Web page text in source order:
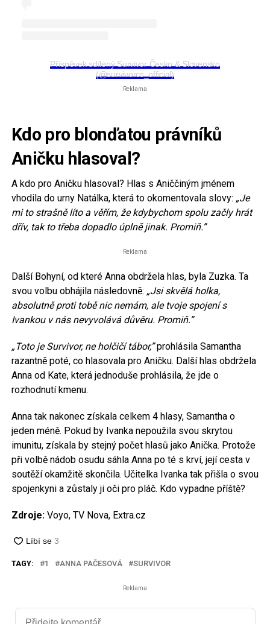
Příspěvek sdílený Survivor Česko & Slovensko
(@survivorcs_official)
Reklama
Kdo pro blonďatou právníků
Aničku hlasoval?
A kdo pro Aničku hlasoval? Hlas s Aniččiným jménem
vhodila do urny Natálka, která to okomentovala slovy: „Je
mi to strašně líto a věřím, že kdybychom spolu začly hrát
dřív, tak to třeba dopadlo úplně jinak. Promiň.”
Reklama
Další Bohyní, od které Anna obdržela hlas, byla Zuzka. Ta
svou volbu obhájila následovně: „Jsi skvělá holka,
absolutně proti tobě nic nemám, ale tvoje spojení s
Ivankou v nás nevyvolává důvěru. Promiň.”
„Toto je Survivor, ne holčičí tábor,”prohlásila Samantha
razantně poté, co hlasovala pro Aničku. Další hlas obdržela
Anna od Kate, která jednoduše prohlásila, že jde o
rozhodnutí kmenu.
Anna tak nakonec získala celkem 4 hlasy, Samantha o
jeden méně. Pokud by Ivanka nepoužila svou skrytou
imunitu, získala by stejný počet hlasů jako Anička. Protože
při volbě nádob osudu sáhla Anna po té s krví, její cesta v
soutěží okamžitě skončila. Učitelka Ivanka tak přišla o svou
spojenkyni a zůstaly ji oči pro pláč. Kdo vypadne příště?
Zdroje: Voyo, TV Nova, Extra.cz
TAGY: 1 ANNA PAČESOVÁ SURVIVOR
Reklama